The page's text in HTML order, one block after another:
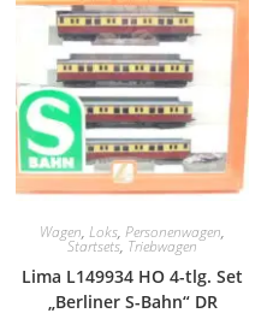
Wagen, Loks, Personenwagen,
Startsets, Triebwagen
Lima L149934 HO 4-tlg. Set
„Berliner S-Bahn“ DR